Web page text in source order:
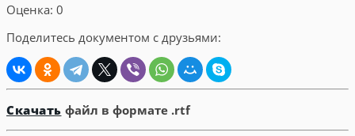
Оценка: 0
Поделитесь документом с друзьями:
Скачать файл в формате .rtf